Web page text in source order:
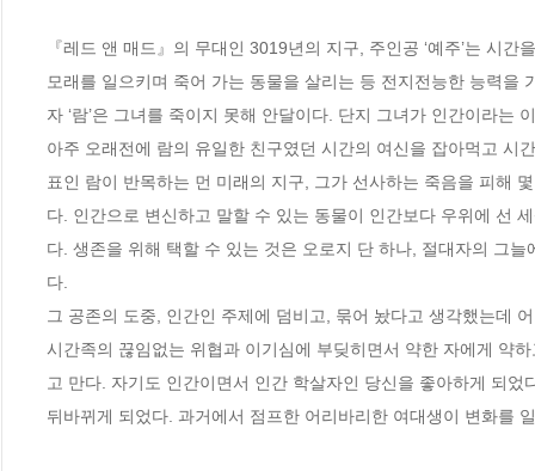
『레드 앤 매드』의 무대인 3019년의 지구, 주인공 ‘예주’는 시
모래를 일으키며 죽어 가는 동물을 살리는 등 전지전능한 능력
자 ‘람’은 그녀를 죽이지 못해 안달이다. 단지 그녀가 인간이라는
아주 오래전에 람의 유일한 친구였던 시간의 여신을 잡아먹고 시
표인 람이 반목하는 먼 미래의 지구, 그가 선사하는 죽음을 피해
다. 인간으로 변신하고 말할 수 있는 동물이 인간보다 우위에 선
다. 생존을 위해 택할 수 있는 것은 오로지 단 하나, 절대자의 그
다.
그 공존의 도중, 인간인 주제에 덤비고, 묶어 놨다고 생각했는데
시간족의 끊임없는 위협과 이기심에 부딪히면서 약한 자에게 약
고 만다. 자기도 인간이면서 인간 학살자인 당신을 좋아하게 되
뒤바뀌게 되었다. 과거에서 점프한 어리바리한 여대생이 변화를